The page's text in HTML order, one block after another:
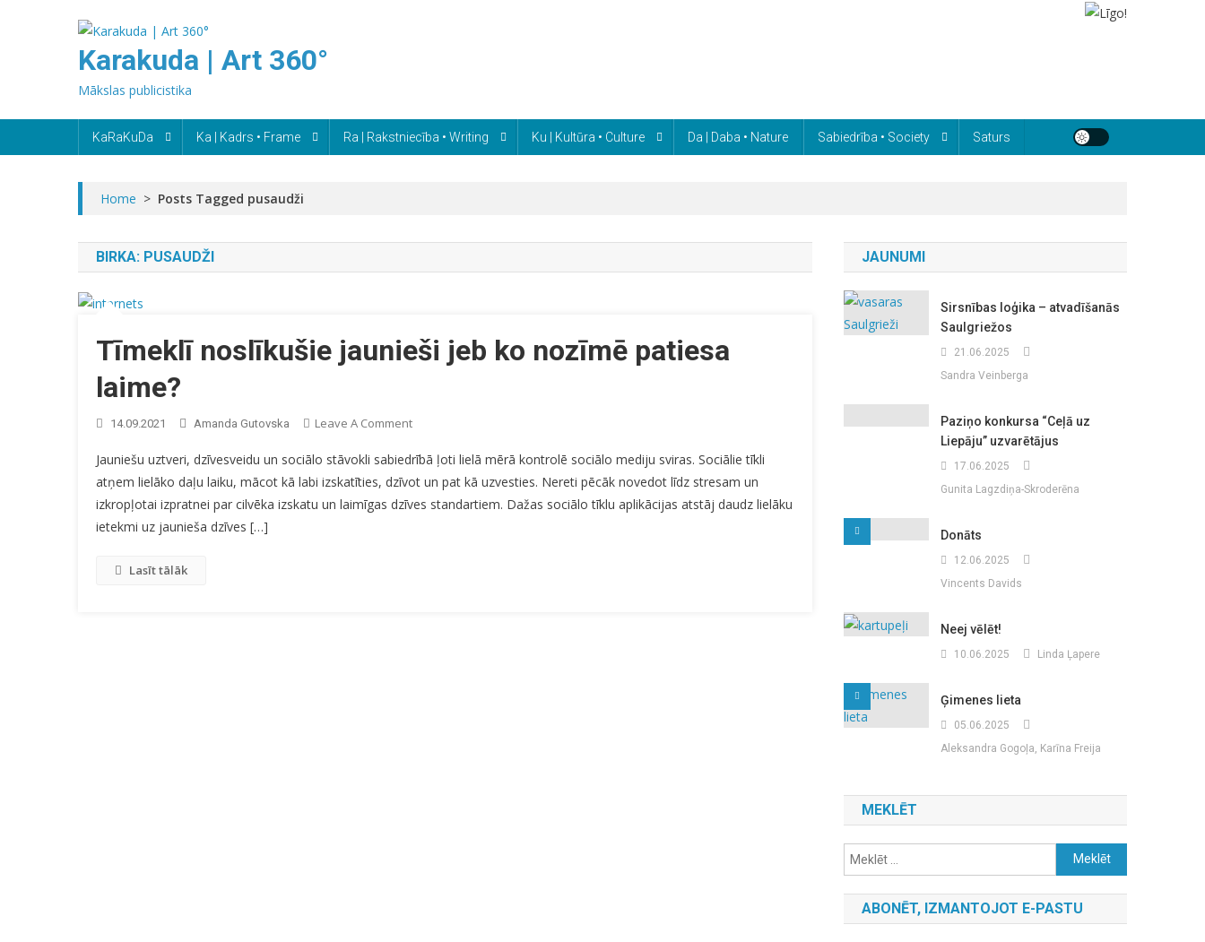
Karakuda | Art 360°
Mākslas publicistika
KaRaKuDa Ka | Kadrs • Frame Ra | Rakstniecība • Writing Ku | Kultūra • Culture Da | Daba • Nature Sabiedrība • Society Saturs
Home > Posts Tagged pusaudži
BIRKA: PUSAUDŽI
Tīmeklī noslīkušie jaunieši jeb ko nozīmē patiesa
laime?
14.09.2021 Amanda Gutovska Leave A CommentOn
Noslīkušie
Jaunieši
Jeb
Jauniešu uztveri, dzīvesveidu un sociālo stāvokli sabiedrībā ļoti lielā mērā kontrolē sociālo mediju sviras. Sociālie tīkli
atņem lielāko daļu laiku, mācot kā labi izskatīties, dzīvot un pat kā uzvesties. Nereti pēcāk novedot līdz stresam un
izkropļotai izpratnei par cilvēka izskatu un laimīgas dzīves standartiem. Dažas sociālo tīklu aplikācijas atstāj daudz lielāku
ietekmi uz jaunieša dzīves […]
Lasīt tālāk
JAUNUMI
Sirsnības loģika – atvadīšanās
Saulgriežos
21.06.2025
Sandra Veinberga
Paziņo konkursa “Ceļā uz
Liepāju” uzvarētājus
17.06.2025
Gunita Lagzdiņa-Skroderēna
Donāts
12.06.2025
Vincents Davids
Neej vēlēt!
10.06.2025 Linda Ļapere
Ģimenes lieta
05.06.2025
Aleksandra Gogoļa, Karīna Freija
MEKLĒT
Meklēt:
ABONĒT, IZMANTOJOT E-PASTU